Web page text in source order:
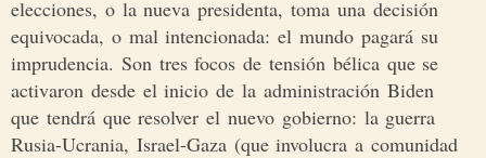
elecciones, o la nueva presidenta, toma una decisión
equivocada, o mal intencionada: el mundo pagará su
imprudencia. Son tres focos de tensión bélica que se
activaron desde el inicio de la administración Biden
que tendrá que resolver el nuevo gobierno: la guerra
Rusia-Ucrania, Israel-Gaza (que involucra a comunidad